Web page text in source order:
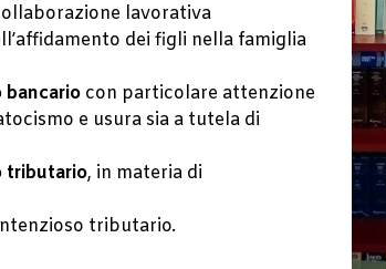
lavorativa
dei figli nella famiglia
con particolare attenzione
e usura sia a tutela di
tributario, in materia di
tributario.